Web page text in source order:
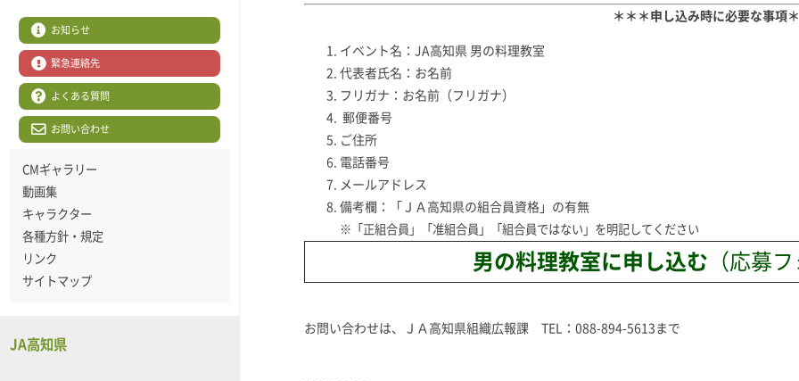
＊＊＊申し込み時に必要な事項
イベント名：JA高知県 男の料理教室
代表者氏名：お名前
フリガナ：お名前（フリガナ）
郵便番号
ご住所
電話番号
メールアドレス
備考欄：「ＪＡ高知県の組合員資格」の有無
※「正組合員」「准組合員」「組合員ではない」を明記してください
男の料理教室に申し込む （応募
お問い合わせは、ＪＡ高知県組織広報課 TEL：088-894-5613まで
お知らせ
緊急連絡先
よくある質問
お問い合わせ
CMギャラリー
動画集
キャラクター
各種方針・規定
リンク
サイトマップ
JA高知県